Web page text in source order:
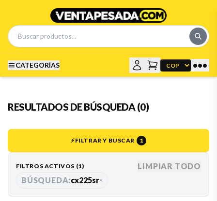
CATEGORÍAS •••
RESULTADOS DE BÚSQUEDA (0)
⚡FILTRAR Y BUSCAR 1
FILTROS ACTIVOS (1)
LIMPIAR TODO
BÚSQUEDA:cx225sr×